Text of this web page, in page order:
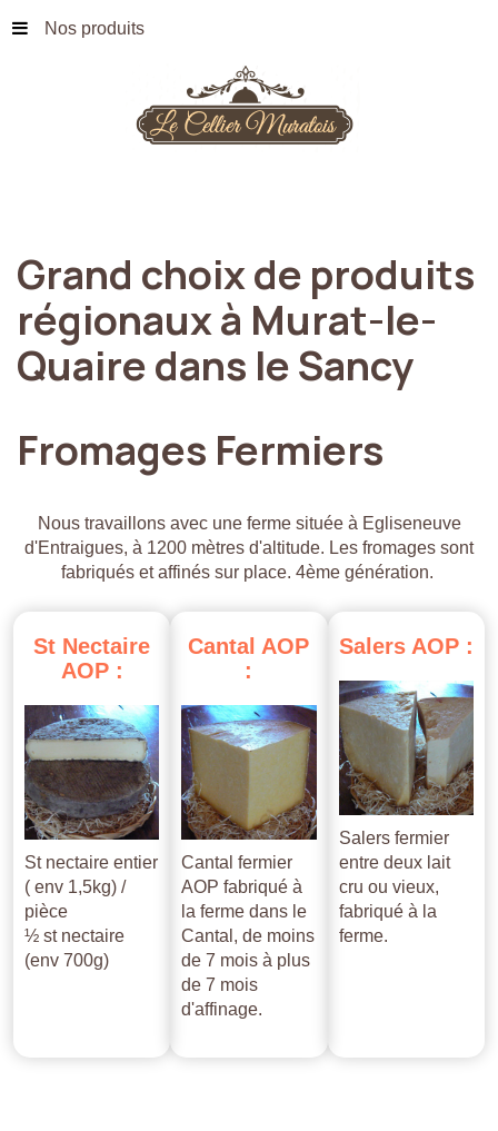
Nos produits
Grand choixde produits
régionauxà Murat-le-
Quairedans leSancy
Fromages Fermiers
Nous travaillons avec une ferme située à Egliseneuve
d'Entraigues, à 1200 mètres d'altitude. Les fromages sont
fabriqués et affinés sur place. 4ème génération.
St Nectaire
AOP :
St nectaire entier
( env 1,5kg) /
pièce
½ st nectaire
(env 700g)
Cantal AOP
:
Cantal fermier
AOP fabriqué à
la ferme dans le
Cantal, de moins
de 7 mois à plus
de 7 mois
d'affinage.
Salers AOP :
Salers fermier
entre deux lait
cru ou vieux,
fabriqué à la
ferme.